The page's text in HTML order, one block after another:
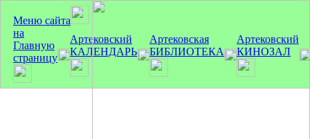
Меню сайта
на
Главную
страницу
Артековский
КАЛЕНДАРЬ
Артековская
БИБЛИОТЕКА
Артековский
КИНОЗАЛ